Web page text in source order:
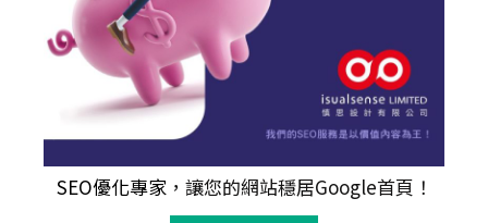
SEO優化專家，讓您的網站穩居Google首頁！